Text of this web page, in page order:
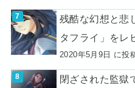
残酷な幻想と悲
タフライ」をレ
2020年5月9日 に投
閉ざされた監獄